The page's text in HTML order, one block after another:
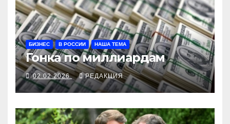
БИЗНЕС В РОССИИ НАША ТЕМА
Гонка по миллиардам
02.02.2026 РЕДАКЦИЯ